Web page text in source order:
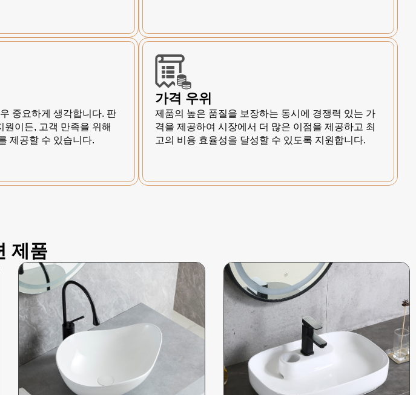
중요하게 생각합니다. 판
원이든, 고객 만족을 위해
제공할 수 있습니다.
가격 우위
제품의 높은 품질을 보장하는 동시에 경쟁력 있는 가
격을 제공하여 시장에서 더 많은 이점을 제공하고 최
고의 비용 효율성을 달성할 수 있도록 지원합니다.
제품